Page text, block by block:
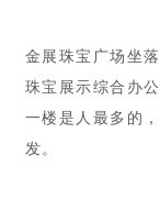
金展珠宝广场坐
珠宝展示综合办
一楼是人最多的
发。